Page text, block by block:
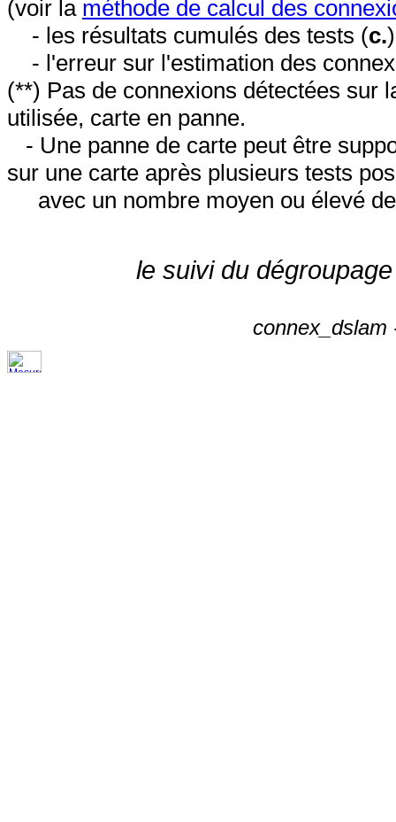
(voir la méthode de calcul des
- les résultats cumulés des tests (c.
- l'erreur sur l'estimation des
(**) Pas de connexions détectées sur
utilisée, carte en panne.
- Une panne de carte peut être
sur une carte après plusieurs tests
avec un nombre moyen ou élevé
le suivi du
connex_dslam